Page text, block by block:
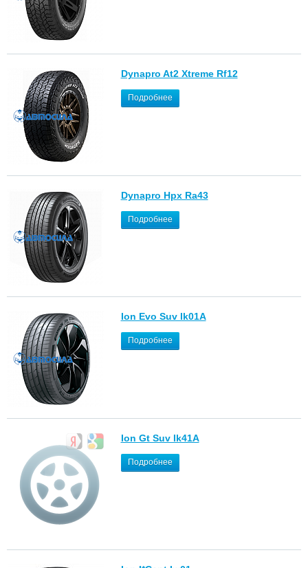
Dynapro At2 Xtreme Rf12
Подробнее
Dynapro Hpx Ra43
Подробнее
Ion Evo Suv Ik01A
Подробнее
Ion Gt Suv Ik41A
Подробнее